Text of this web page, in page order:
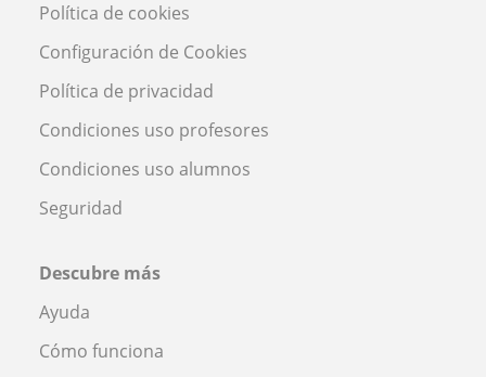
Política de cookies
Configuración de Cookies
Política de privacidad
Condiciones uso profesores
Condiciones uso alumnos
Seguridad
Descubre más
Ayuda
Cómo funciona